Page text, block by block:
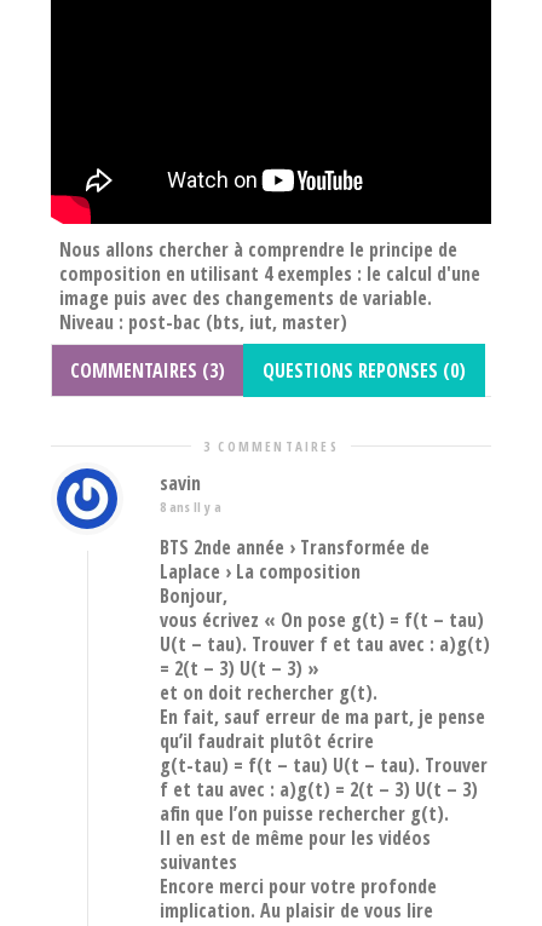
Nous allons chercher à comprendre le principe de
composition en utilisant 4 exemples : le calcul d'une
image puis avec des changements de variable.
Niveau : post-bac (bts, iut, master)
COMMENTAIRES (3)
QUESTIONS REPONSES (0)
3 COMMENTAIRES
savin
8 ans Il y a
BTS 2nde année › Transformée de
Laplace › La composition
Bonjour,
vous écrivez « On pose g(t) = f(t – tau)
U(t – tau). Trouver f et tau avec : a)g(t)
= 2(t – 3) U(t – 3) »
et on doit rechercher g(t).
En fait, sauf erreur de ma part, je pense
qu’il faudrait plutôt écrire
g(t-tau) = f(t – tau) U(t – tau). Trouver
f et tau avec : a)g(t) = 2(t – 3) U(t – 3)
afin que l’on puisse rechercher g(t).
Il en est de même pour les vidéos
suivantes
Encore merci pour votre profonde
implication. Au plaisir de vous lire